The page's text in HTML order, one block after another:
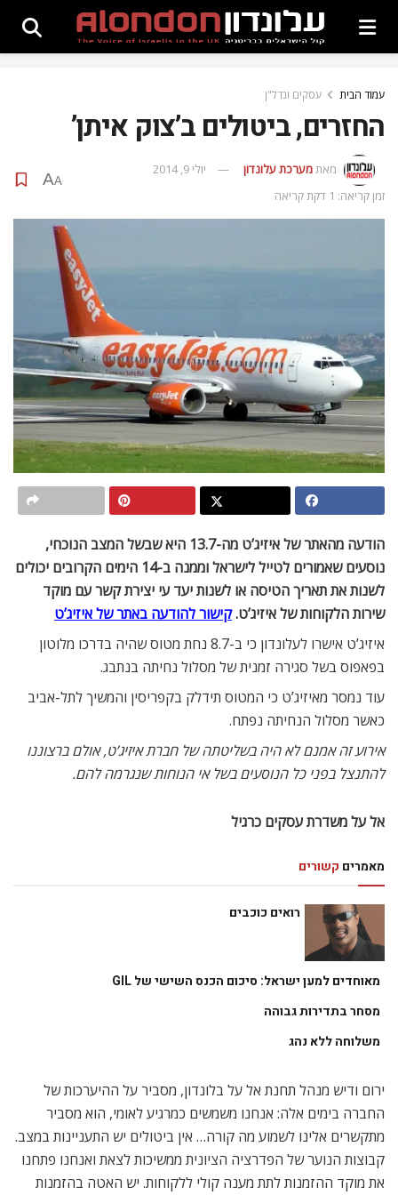
עמוד הבית עסקים ונדל"ן
החזרים, ביטולים ב’צוק איתן’
מאתמערכת עלונדון
יולי 9, 2014
זמן קריאה: 1 דקת קריאה
A
A
הודעה מהאתר של איזיג’ט מה-13.7 היא שבשל המצב הנוכחי,
נוסעים שאמורים לטייל לישראל וממנה ב-14 הימים הקרובים יכולים
לשנות את תאריך הטיסה או לשנות יעד עי יצירת קשר עם מוקד
שירות הלקוחות של איזיג’ט.קישור להודעה באתר של איזיג’ט
איזיג’ט אישרו לעלונדון כי ב-8.7 נחת מטוס שהיה בדרכו מלוטון
בפאפוס בשל סגירה זמנית של מסלול נחיתה בנתבג.
עוד נמסר מאיזיג’ט כי המטוס תידלק בקפריסין והמשיך לתל-אביב
כאשר מסלול הנחיתה נפתח.
אירוע זה אמנם לא היה בשליטתה של חברת איזיג’ט, אולם ברצוננו
להתנצל בפני כל הנוסעים בשל אי הנוחות שנגרמה להם.
אל על משדרת עסקים כרגיל
מאמרים קשורים
רואים כוכבים
מאוחדים למען ישראל: סיכום הכנס השישי של GIL
מסחר בתדירות גבוהה
משלוחה ללא נהג
ירום ודיש מנהל תחנת אל על בלונדון, מסביר על ההיערכות של
החברה בימים אלה: אנחנו משמשים כמרגיע לאומי, הוא מסביר
מתקשרים אלינו לשמוע מה קורה… אין ביטולים יש התעניינות במצב.
קבוצות הנוער של הפדרציה הציונית ממשיכות לצאת ואנחנו פתחנו
את מוקד ההזמנות לתת מענה קולי ללקוחות. יש האטה בהזמנות